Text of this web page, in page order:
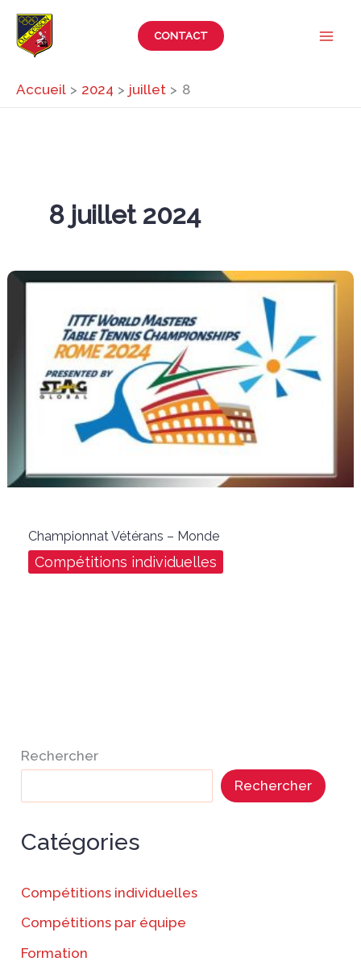
Aller
contenu
CONTACT
Accueil 2024 juillet 8
8 juillet 2024
Championnat Vétérans – Monde
Compétitions individuelles
Rechercher
Rechercher
Catégories
Compétitions individuelles
Compétitions par équipe
Formation